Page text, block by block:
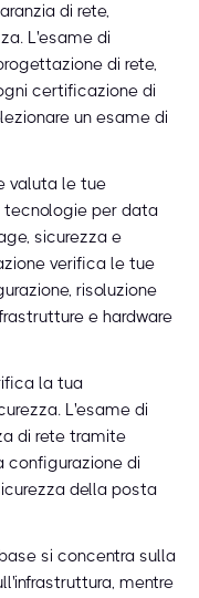
di rete,
L'esame di
di rete,
certificazione di
un esame di
valuta le tue
tecnologie per data
sicurezza e
verifica le tue
risoluzione
e hardware
la tua
L'esame di
di rete tramite
configurazione di
della posta
si concentra sulla
mentre